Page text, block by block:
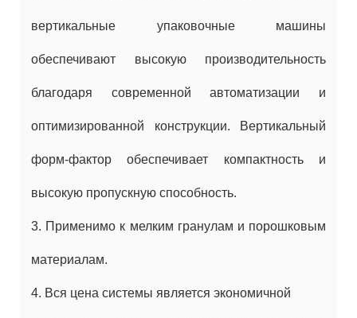
вертикальные упаковочные машины
обеспечивают высокую производительность
благодаря современной автоматизации и
оптимизированной конструкции. Вертикальный
форм-фактор обеспечивает компактность и
высокую пропускную способность.
3. Применимо к мелким гранулам и порошковым
материалам.
4. Вся цена системы является экономичной